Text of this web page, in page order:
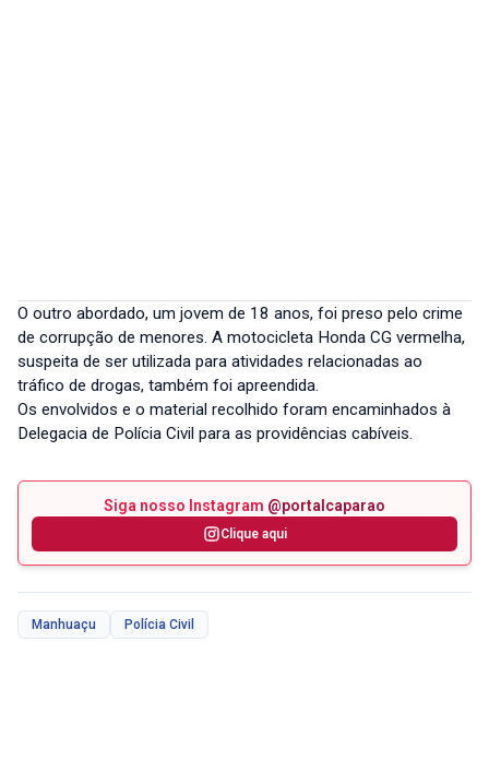
O outro abordado, um jovem de 18 anos, foi preso pelo crime
de corrupção de menores. A motocicleta Honda CG vermelha,
suspeita de ser utilizada para atividades relacionadas ao
tráfico de drogas, também foi apreendida.
Os envolvidos e o material recolhido foram encaminhados à
Delegacia de Polícia Civil para as providências cabíveis.
Siga nosso Instagram @portalcaparao
Clique aqui
Manhuaçu Polícia Civil